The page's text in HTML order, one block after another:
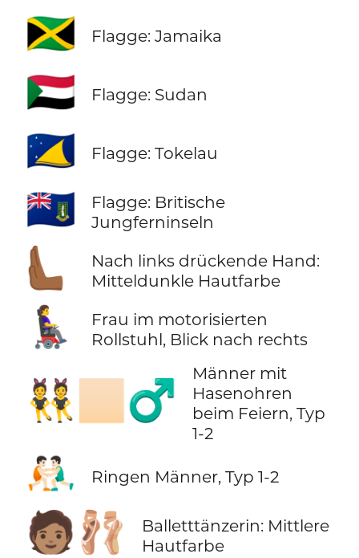
🇯🇲 Flagge: Jamaika
🇸🇩 Flagge: Sudan
🇹🇰 Flagge: Tokelau
🇻🇬
Flagge: Britische
Jungferninseln
🫷🏾
Nach links drückende Hand:
Mitteldunkle Hautfarbe
👩‍🦼‍➡️
Frau im motorisierten
Rollstuhl, Blick nach rechts
👯🏻‍♂️
Männer mit
Hasenohren
beim Feiern, Typ
1-2
🤼🏻‍♂️ Ringen Männer, Typ 1-2
🧑🏽‍🩰
Balletttänzerin: Mittlere
Hautfarbe